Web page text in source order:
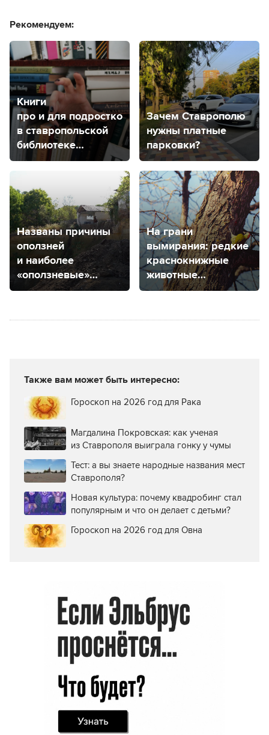
Рекомендуем:
Книги
про и для подростков:
в ставропольской
библиотеке
проходит
выставка
Зачем Ставрополю
нужны платные
парковки?
Названы причины
оползней
и наиболее
«оползневые»
районы
На грани
вымирания: редкие
краснокнижные
животные
Ставропольского
Также вам может быть интересно:
Гороскоп на 2026 год для Рака
Магдалина Покровская: как ученая
из Ставрополя выиграла гонку у чумы
Тест: а вы знаете народные названия мест
Ставрополя?
Новая культура: почему квадробинг стал
популярным и что он делает с детьми?
Гороскоп на 2026 год для Овна